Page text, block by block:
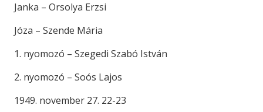
Janka – Orsolya Erzsi
Józa – Szende Mária
1. nyomozó – Szegedi Szabó István
2. nyomozó – Soós Lajos
1949. november 27. 22-23